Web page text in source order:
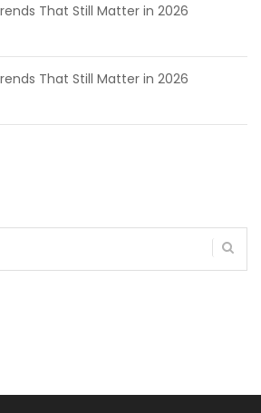
That Still Matter in 2026
That Still Matter in 2026